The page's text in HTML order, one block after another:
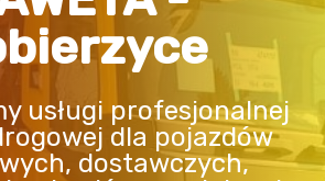
usługi profesjonalnej
dla pojazdów
dostawczych,